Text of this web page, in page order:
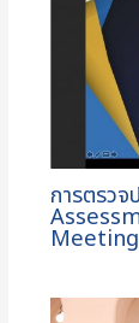
การตรว